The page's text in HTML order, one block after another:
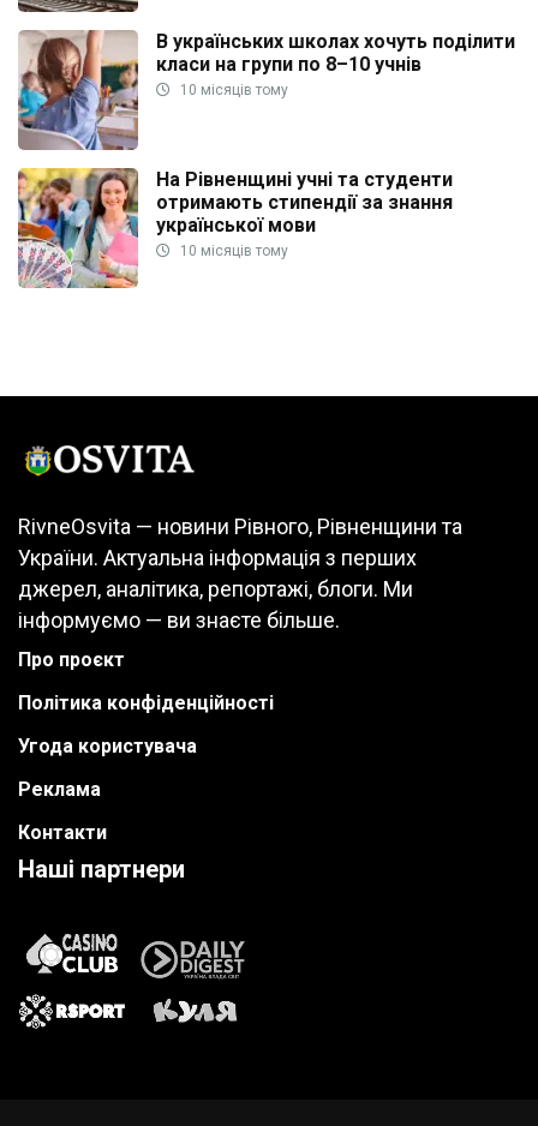
В українських школах хочуть поділити
класи на групи по 8–10 учнів
10 місяців тому
На Рівненщині учні та студенти
отримають стипендії за знання
української мови
10 місяців тому
RivneOsvita — новини Рівного, Рівненщини та
України. Актуальна інформація з перших
джерел, аналітика, репортажі, блоги. Ми
інформуємо — ви знаєте більше.
Про проєкт
Політика конфіденційності
Угода користувача
Реклама
Контакти
Наші партнери